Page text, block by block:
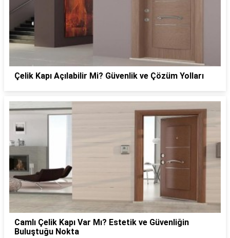
Çelik Kapı Açılabilir Mi? Güvenlik ve Çözüm Yolları
Camlı Çelik Kapı Var Mı? Estetik ve Güvenliğin
Buluştuğu Nokta